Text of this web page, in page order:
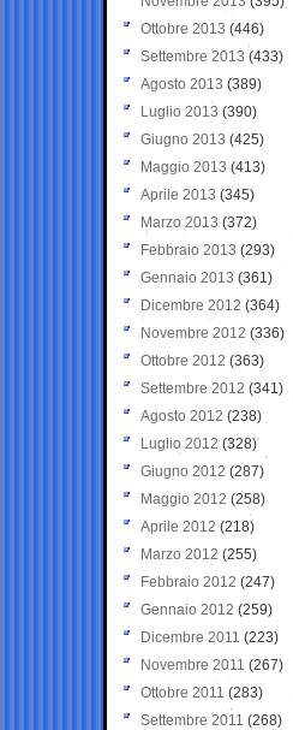
Ottobre 2013 (446)
Settembre 2013 (433)
Agosto 2013 (389)
Luglio 2013 (390)
Giugno 2013 (425)
Maggio 2013 (413)
Aprile 2013 (345)
Marzo 2013 (372)
Febbraio 2013 (293)
Gennaio 2013 (361)
Dicembre 2012 (364)
Novembre 2012 (336)
Ottobre 2012 (363)
Settembre 2012 (341)
Agosto 2012 (238)
Luglio 2012 (328)
Giugno 2012 (287)
Maggio 2012 (258)
Aprile 2012 (218)
Marzo 2012 (255)
Febbraio 2012 (247)
Gennaio 2012 (259)
Dicembre 2011 (223)
Novembre 2011 (267)
Ottobre 2011 (283)
Settembre 2011 (268)